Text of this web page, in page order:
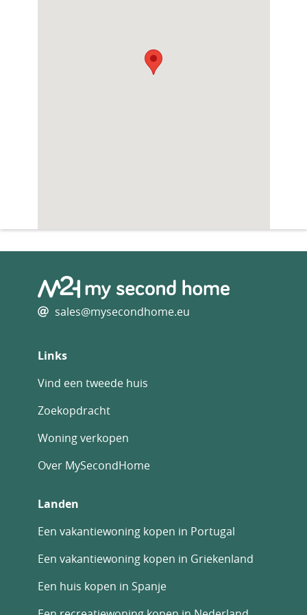
sales@mysecondhome.eu
Links
Vind een tweede huis
Zoekopdracht
Woning verkopen
Over MySecondHome
Landen
Een vakantiewoning kopen in Portugal
Een vakantiewoning kopen in Griekenland
Een huis kopen in Spanje